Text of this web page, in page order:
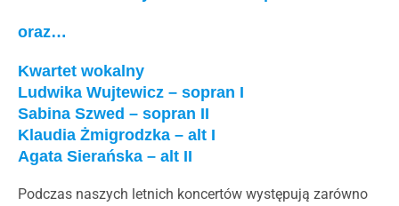
oraz…
Kwartet wokalny
Ludwika Wujtewicz – sopran I
Sabina Szwed – sopran II
Klaudia Żmigrodzka – alt I
Agata Sierańska – alt II
Podczas naszych letnich koncertów występują zarówno